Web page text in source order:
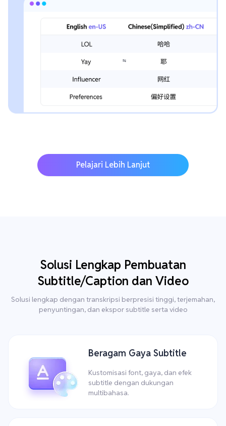
Pelajari Lebih Lanjut
Solusi Lengkap Pembuatan
Subtitle/Caption dan Video
Solusi lengkap dengan transkripsi berpresisi tinggi, terjemahan,
penyuntingan, dan ekspor subtitle serta video
Beragam Gaya Subtitle
Kustomisasi font, gaya, dan efek
subtitle dengan dukungan
multibahasa.